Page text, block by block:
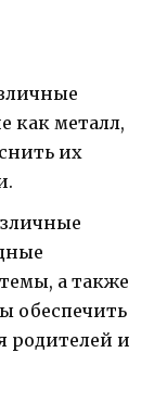
как металл,
их
а также
обеспечить
родителей и